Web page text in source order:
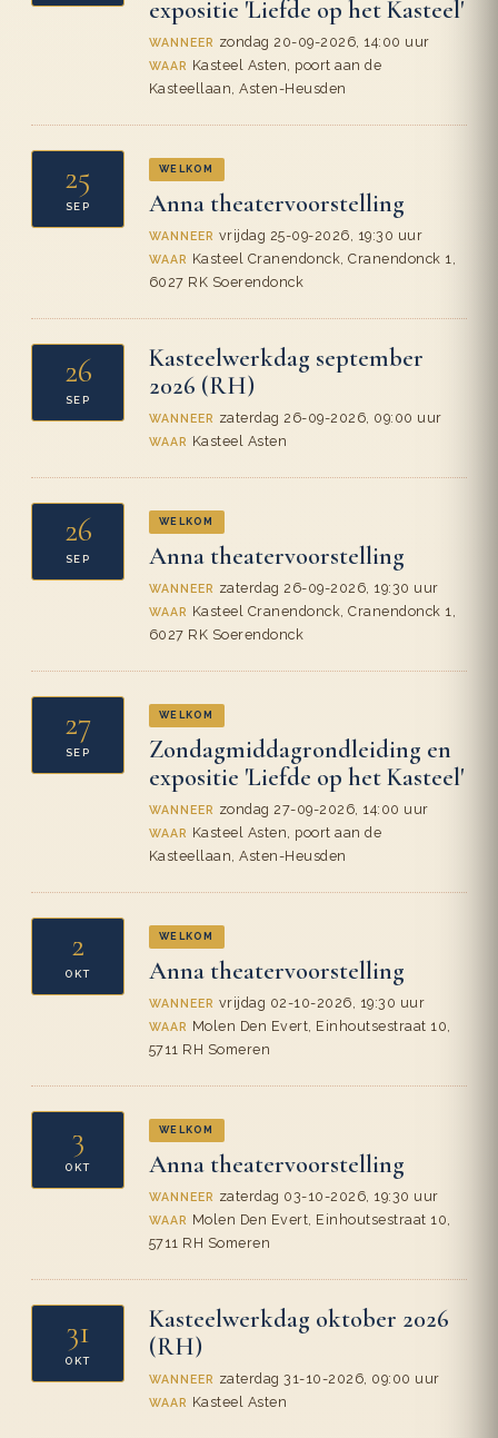
expositie 'Liefde op het Kasteel'
WANNEER zondag 20-09-2026, 14:00 uur
WAAR Kasteel Asten, poort aan de
Kasteellaan, Asten-Heusden
25
SEP
WELKOM
Anna theatervoorstelling
WANNEER vrijdag 25-09-2026, 19:30 uur
WAAR Kasteel Cranendonck, Cranendonck 1,
6027 RK Soerendonck
26
SEP
Kasteelwerkdag september
2026 (RH)
WANNEER zaterdag 26-09-2026, 09:00 uur
WAAR Kasteel Asten
26
SEP
WELKOM
Anna theatervoorstelling
WANNEER zaterdag 26-09-2026, 19:30 uur
WAAR Kasteel Cranendonck, Cranendonck 1,
6027 RK Soerendonck
27
SEP
WELKOM
Zondagmiddagrondleiding en
expositie 'Liefde op het Kasteel'
WANNEER zondag 27-09-2026, 14:00 uur
WAAR Kasteel Asten, poort aan de
Kasteellaan, Asten-Heusden
2
OKT
WELKOM
Anna theatervoorstelling
WANNEER vrijdag 02-10-2026, 19:30 uur
WAAR Molen Den Evert, Einhoutsestraat 10,
5711 RH Someren
3
OKT
WELKOM
Anna theatervoorstelling
WANNEER zaterdag 03-10-2026, 19:30 uur
WAAR Molen Den Evert, Einhoutsestraat 10,
5711 RH Someren
31
OKT
Kasteelwerkdag oktober 2026
(RH)
WANNEER zaterdag 31-10-2026, 09:00 uur
WAAR Kasteel Asten